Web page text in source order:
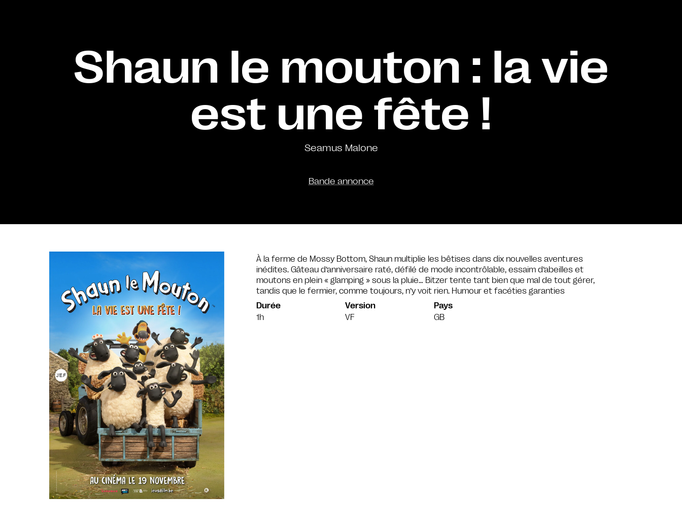
Shaun le mouton : la vie
est une fête !
Seamus Malone
Bande annonce
À la ferme de Mossy Bottom, Shaun multiplie les bêtises dans dix nouvelles aventures
inédites. Gâteau d’anniversaire raté, défilé de mode incontrôlable, essaim d’abeilles et
moutons en plein « glamping » sous la pluie… Bitzer tente tant bien que mal de tout gérer,
tandis que le fermier, comme toujours, n’y voit rien. Humour et facéties garanties
Durée
1h
Version
VF
Pays
GB